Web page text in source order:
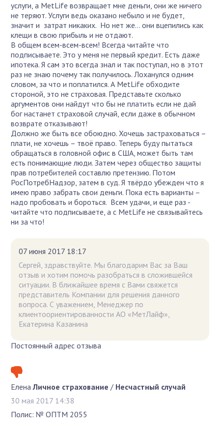
услуги, а MetLife возвращает мне деньги, они же ничего
не теряют. Услуги ведь оказано небыло и не будет,
значит и затрат никаких. Но нет же… они вцепились как
клещи в свою прибыль и не отдают.
В общем всем-всем-всем! Всегда читайте что
подписываете. Это у меня не первый кредит. Есть даже
ипотека. Я сам это всегда знал и так поступал, но в этот
раз не знаю почему так получилось. Лоханулся одним
словом, за что и поплатился. А MetLife обходите
стороной, это не страховая. Представьте сколько
аргументов они найдут что бы не платить если не дай
бог настанет страховой случай, если даже в обычном
возврате отказывают!
Должно же быть все обоюдно. Хочешь застраховаться –
плати, не хочешь – твоё право. Теперь буду пытаться
обращаться в головной офис в США, может быть там
есть понимающие люди. Затем через общество защиты
прав потребителей составлю претензию. Потом
РосПотребНадзор, затем в суд. Я твёрдо убежден что я
имею право забрать свои деньги. Пока есть варианты –
надо пробовать и бороться. Всем удачи, и еще раз -
читайте что подписываете, а c MetLife не связывайтесь
ни за что!
07 июня 2017 18:17
Сергей, здравствуйте. Мы благодарим Вас за Ваш
отзыв и хотим помочь разобраться в сложившейся
ситуации. В ближайшее время с Вами свяжется
представитель Компании для решения данного
вопроса. С уважением, Менеджер по
клиентоориентированности АО «МетЛайф»,
Екатерина Казанина
Постоянный адрес отзыва
Елена Личное страхование / Несчастный случай
30 мая 2017 14:38
Полис: № ОПТМ 2055